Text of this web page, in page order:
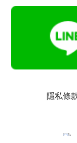
隱私條